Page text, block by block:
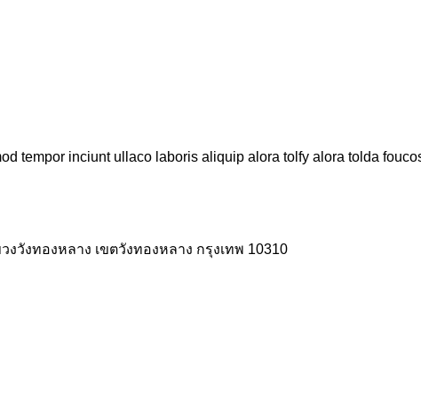
tempor inciunt ullaco laboris aliquip alora tolfy alora tolda
วังทองหลาง เขตวังทองหลาง กรุงเทพ 10310